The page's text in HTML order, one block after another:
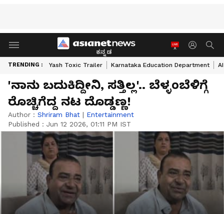
ಕನ್ನಡ
TRENDING : Yash Toxic Trailer Karnataka Education Department
'ನಾನು ಬದುಕಿದ್ದೀನಿ, ಸತ್ತಿಲ್ಲ'.. ಬೆಳ್ಳಂಬೆಳಿಗ್ಗೆ
ರೊಚ್ಚಿಗೆದ್ದ ನಟ ದೊಡ್ಡಣ್ಣ!
Author : Shriram Bhat | Entertainment
Published : Jun 12 2026, 01:11 PM IST